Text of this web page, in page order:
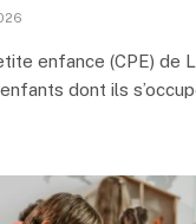
enfance (CPE) de
dont ils